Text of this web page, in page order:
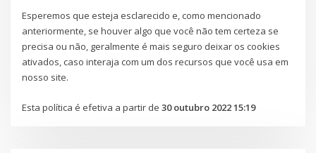
Esperemos que esteja esclarecido e, como mencionado
anteriormente, se houver algo que você não tem certeza se
precisa ou não, geralmente é mais seguro deixar os cookies
ativados, caso interaja com um dos recursos que você usa em
nosso site.
Esta política é efetiva a partir de30 outubro 2022 15:19